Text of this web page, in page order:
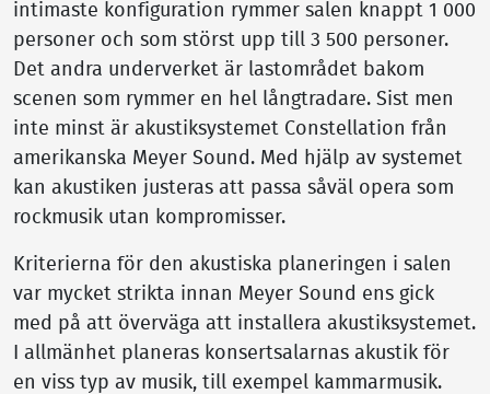
intimaste konfiguration rymmer salen knappt 1 000
personer och som störst upp till 3 500 personer.
Det andra underverket är lastområdet bakom
scenen som rymmer en hel långtradare. Sist men
inte minst är akustiksystemet Constellation från
amerikanska Meyer Sound. Med hjälp av systemet
kan akustiken justeras att passa såväl opera som
rockmusik utan kompromisser.
Kriterierna för den akustiska planeringen i salen
var mycket strikta innan Meyer Sound ens gick
med på att överväga att installera akustiksystemet.
I allmänhet planeras konsertsalarnas akustik för
en viss typ av musik, till exempel kammarmusik.